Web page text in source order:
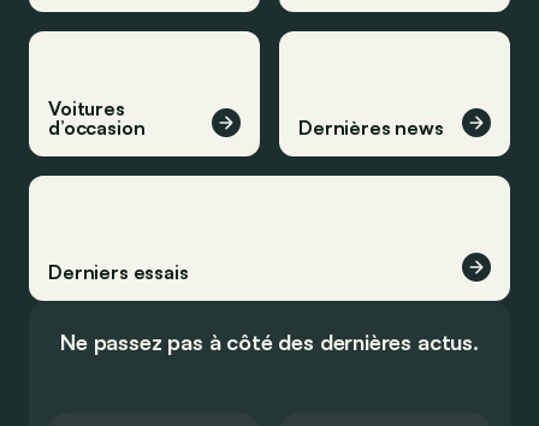
Voitures
d’occasion
Dernières news
Derniers essais
Ne passez pas à côté des dernières actus.